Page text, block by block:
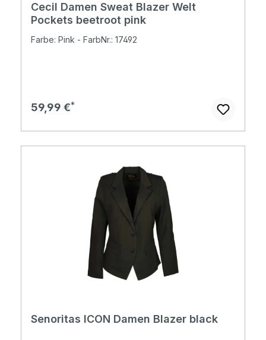
Cecil Damen Sweat Blazer Welt
Pockets beetroot pink
Farbe: Pink - FarbNr.: 17492
Regulärer Preis:
59,99 €
Senoritas ICON Damen Blazer black